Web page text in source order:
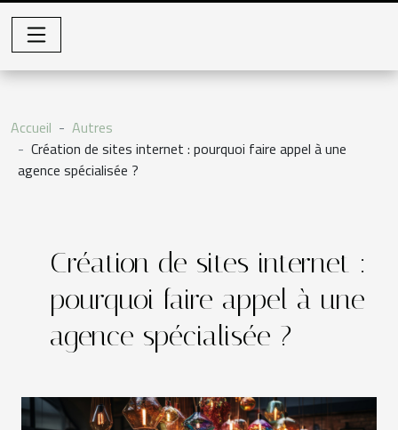
Accueil
Autres
Création de sites internet : pourquoi faire appel à une
agence spécialisée ?
Création de sites internet :
pourquoi faire appel à une
agence spécialisée ?